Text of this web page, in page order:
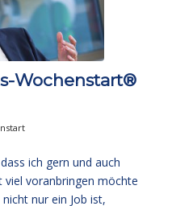
Wochenstart®
ich gern und auch
viel voranbringen möchte
nur ein Job ist,